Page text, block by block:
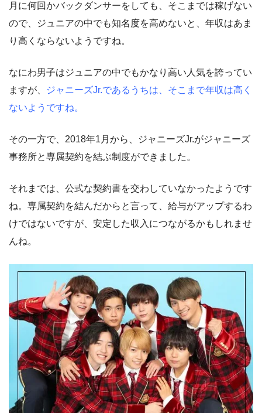
月に何回かバックダンサーをしても、そこまでは稼げない
ので、ジュニアの中でも知名度を高めないと、年収はあま
り高くならないようですね。
なにわ男子はジュニアの中でもかなり高い人気を誇ってい
ますが、
ジャニーズJr.であるうちは、そこまで年収は高く
ないようですね。
その一方で、2018年1月から、ジャニーズJr.がジャニーズ
事務所と専属契約を結ぶ制度ができました。
それまでは、公式な契約書を交わしていなかったようです
ね。専属契約を結んだからと言って、給与がアップするわ
けではないですが、安定した収入につながるかもしれませ
んね。